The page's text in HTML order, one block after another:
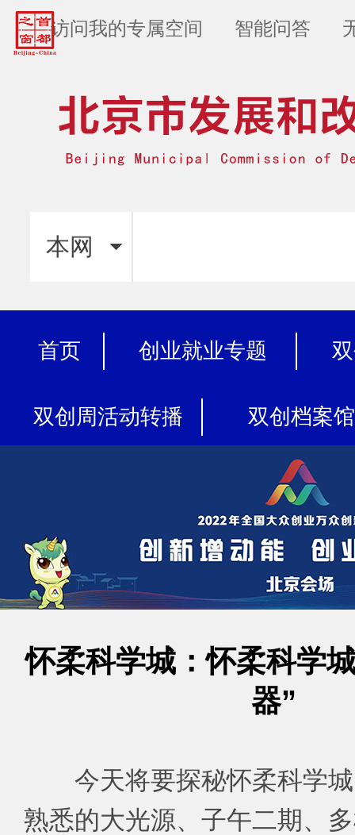
访问我的专属空间 智能问答
本网
首页 创业就业专题
双创周活动转播 双创档案馆
怀柔科学城：怀柔科学
器”
今天将要探秘怀柔科学
熟悉的大光源、子午二期、